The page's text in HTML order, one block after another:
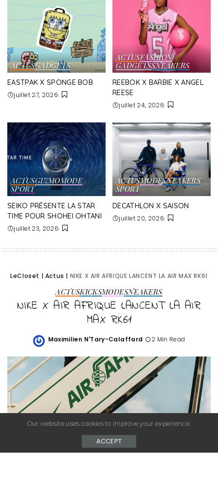
ACTUSGADGETS
EASTPAK X SPONGE BOB
juillet 27, 2026
ACTUSFASHION
GADGETSSNEAKERS
REEBOK X BARBIE X ANGEL
REESE
juillet 24, 2026
ACTUSGIZMOMODE
SPORT
SEIKO PRÉSENTE LA STAR
TIME POUR SHOHEI OHTANI
juillet 23, 2026
ACTUSMODESNEAKERS
SPORT
DECATHLON X SAISON
juillet 20, 2026
LeCloset | Actus | NIKE X AIR AFRIQUE LANCENT LA AIR MAX RK61
ACTUSKICKSMODESNEAKERS
NIKE X AIR AFRIQUE LANCENT LA AIR
MAX RK61
Posted
Maximilien N'Tary-Calaffard 2 Min Read
Our website uses cookies to improve your experience.
ACCEPT